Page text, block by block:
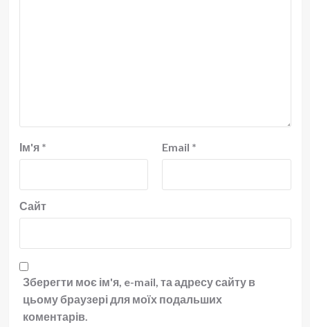
Ім'я * Email *
Сайт
Зберегти моє ім'я, e-mail, та адресу сайту в
цьому браузері для моїх подальших
коментарів.